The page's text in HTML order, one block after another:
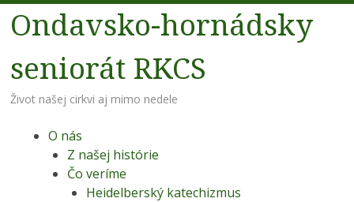
Ondavsko-hornádsky
seniorát RKCS
Život našej cirkvi aj mimo nedele
Menu
Preskoč na obsah
O nás
Z našej histórie
Čo veríme
Heidelberský katechizmus